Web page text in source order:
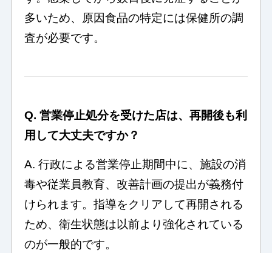
多いため、原因食品の特定には保健所の調
査が必要です。
Q. 営業停止処分を受けた店は、再開後も利
用して大丈夫ですか？
A. 行政による営業停止期間中に、施設の消
毒や従業員教育、改善計画の提出が義務付
けられます。指導をクリアして再開される
ため、衛生状態は以前より強化されている
のが一般的です。